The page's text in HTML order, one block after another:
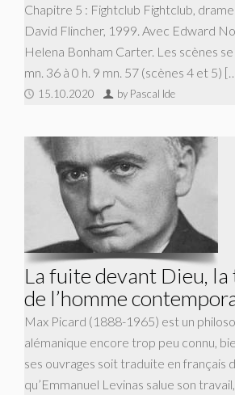
Chapitre 5 : Fightclub Fightclub,
David Flincher, 1999. Avec Edward
Helena Bonham Carter. Les scènes
mn. 36 à 0 h. 9 mn. 57 (scènes 4 et 5)
15.10.2020 by Pascal Ide
La fuite devant Dieu,
de l’homme
Max Picard (1888-1965) est un
alémanique encore trop peu connu,
ses ouvrages soit traduite en français
qu’Emmanuel Levinas salue son